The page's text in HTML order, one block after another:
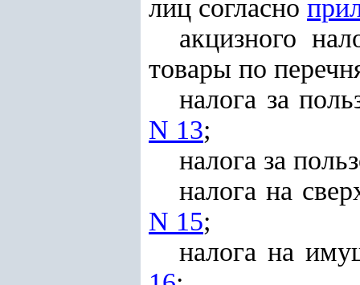
лиц согласно
акцизного
товары по
налога за
N 13;
налога за
налога на
N 15;
налога на